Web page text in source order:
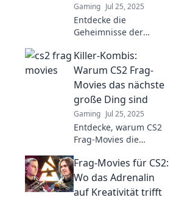
Gaming Jul 25, 2025
Entdecke die
Geheimnisse der
Movies und erfahre,
was sie so
unwiderstehlich macht
– lass dich inspirieren!
Killer-Kombis:
Warum CS2 Frag-
Movies das nächste
große Ding sind
Gaming Jul 25, 2025
Entdecke, warum CS2
Frag-Movies die
Lass dich von Killer-
Kombis und epischen
Szenen begeistern!
Frag-Movies für CS2:
Wo das Adrenalin
auf Kreativität trifft